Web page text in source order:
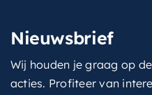
Nieuwsbrief
Wij houden je graag op
acties. Profiteer van